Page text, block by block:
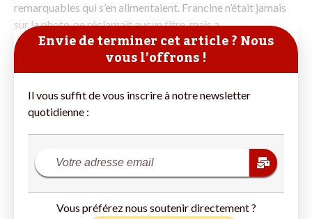
remarquables qui s’en alimentaient. Francine n’était jamais
sur la photo, ne réclamait aucun titre, mais a
Envie de terminer cet article ? Nous
vous l’offrons !
Il vous suffit de vous inscrire à notre newsletter
quotidienne :
Vous préférez nous soutenir directement ?